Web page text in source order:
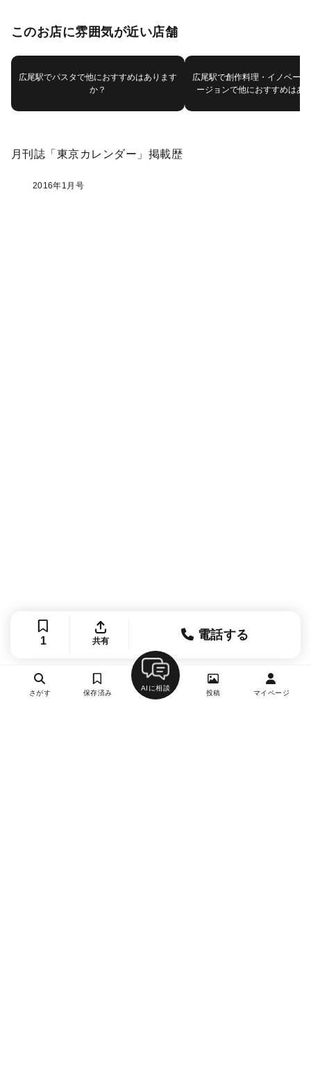
このお店に雰囲気が近い店舗
広尾駅でパスタで他におすすめはあります
か？
広尾駅で創作料理・イノベー
ージョンで他におすすめはあ
月刊誌「東京カレンダー」掲載歴
2016年1月号
1 共有 電話する
さがす 保存済み
AIに相談
投稿 マイページ